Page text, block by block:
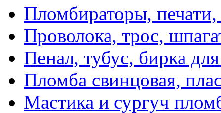
Пломбираторы, печати,
Проволока, трос,
Пенал, тубус, бирка
Пломба свинцовая,
Мастика и сургуч